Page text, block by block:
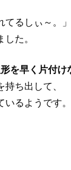
るしぃ～。」
た。
を早く片付け
持ち出して、
いるようです。